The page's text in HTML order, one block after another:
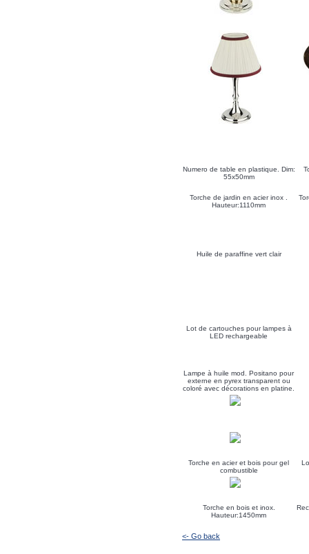
Numero de table en plastique. Dim:
55x50mm
Torche de jardin en acier inox .
Hauteur:1110mm
Huile de paraffine vert clair
Lot de cartouches pour lampes à
LED rechargeable
Lampe à huile mod. Positano pour
externe en pyrex transparent ou
coloré avec décorations en platine.
Torche en acier et bois pour gel
combustible
Torche en bois et inox.
Hauteur:1450mm
<- Go back